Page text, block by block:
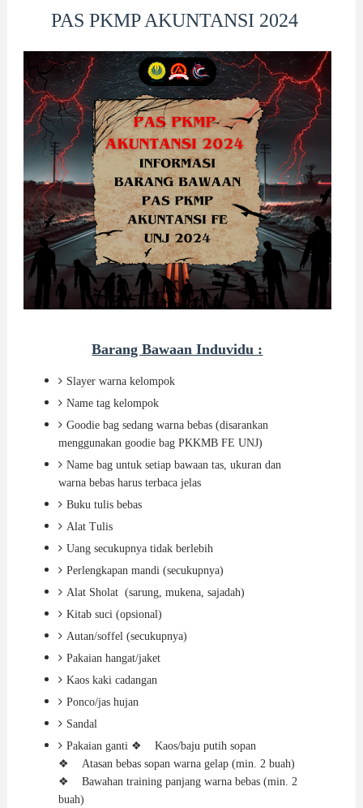
PAS PKMP AKUNTANSI 2024
Barang Bawaan Induvidu :
Slayer warna kelompok
Name tag kelompok
Goodie bag sedang warna bebas (disarankan
menggunakan goodie bag PKKMB FE UNJ)
Name bag untuk setiap bawaan tas, ukuran dan
warna bebas harus terbaca jelas
Buku tulis bebas
Alat Tulis
Uang secukupnya tidak berlebih
Perlengkapan mandi (secukupnya)
Alat Sholat (sarung, mukena, sajadah)
Kitab suci (opsional)
Autan/soffel (secukupnya)
Pakaian hangat/jaket
Kaos kaki cadangan
Ponco/jas hujan
Sandal
Pakaian ganti ❖
Kaos/baju putih sopan
❖
Atasan bebas sopan warna gelap (min. 2 buah)
❖
Bawahan training panjang warna bebas (min. 2
buah)